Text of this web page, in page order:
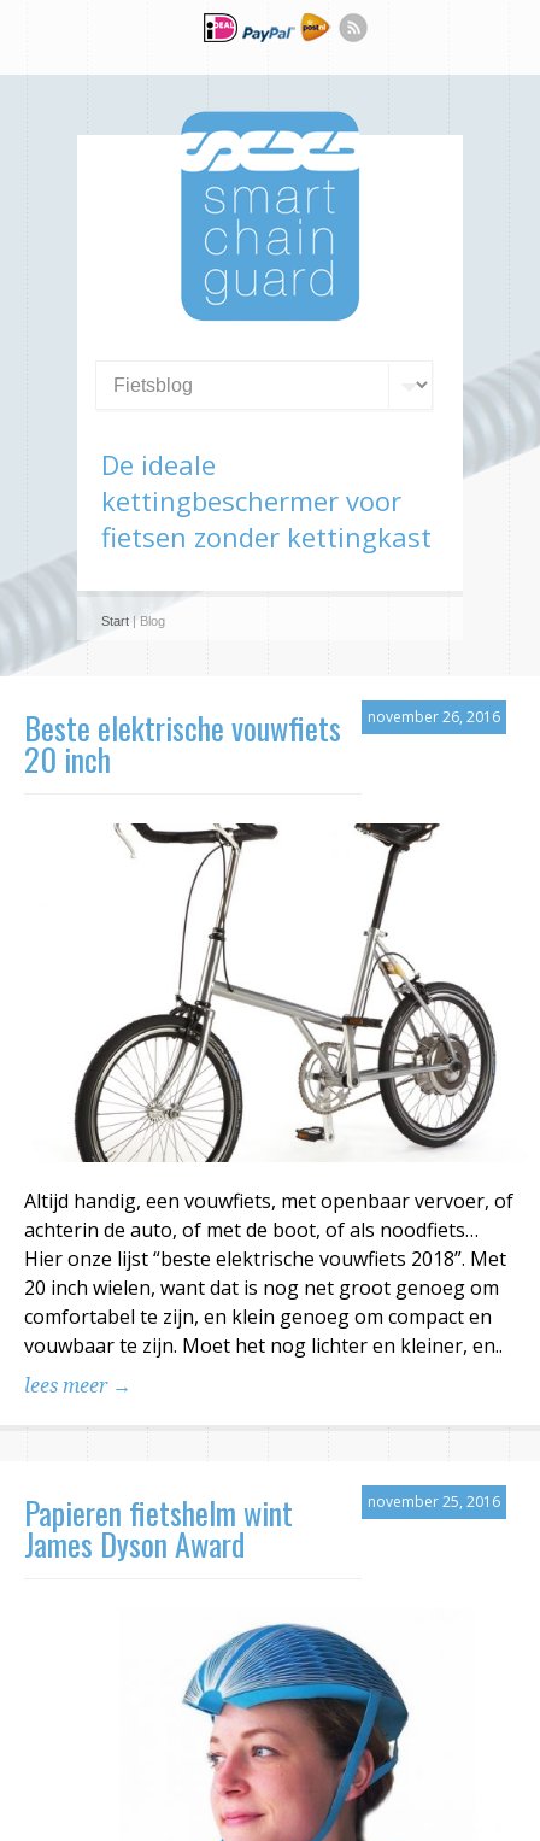
De ideale
kettingbeschermer voor
fietsen zonder kettingkast
Start | Blog
november 26, 2016
Beste elektrische vouwfiets
20 inch
Altijd handig, een vouwfiets, met openbaar vervoer, of
achterin de auto, of met de boot, of als noodfiets…
Hier onze lijst “beste elektrische vouwfiets 2018”. Met
20 inch wielen, want dat is nog net groot genoeg om
comfortabel te zijn, en klein genoeg om compact en
vouwbaar te zijn. Moet het nog lichter en kleiner, en..
lees meer →
november 25, 2016
Papieren fietshelm wint
James Dyson Award